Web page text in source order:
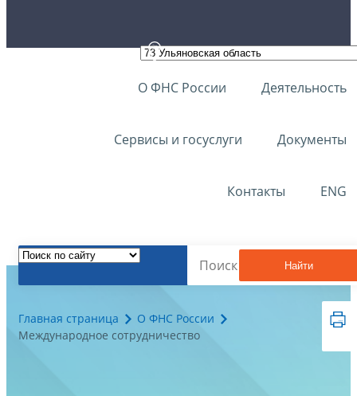
О ФНС России Деятельность
Сервисы и госуслуги Документы
Контакты ENG
Найти
Главная страница
О ФНС России
Международное сотрудничество